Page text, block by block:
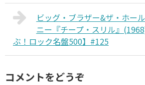
ビッグ・ブラザー&ザ・ホー
ニー『チープ・スリル』
ぶ！ロック名盤500】#125
コメントをどうぞ